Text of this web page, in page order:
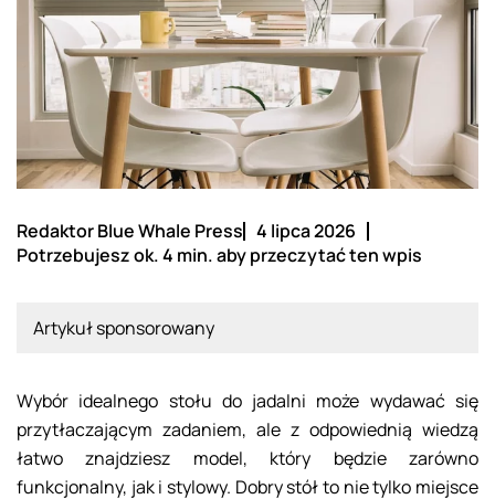
Redaktor Blue Whale Press 4 lipca 2026
Potrzebujesz ok. 4 min. aby przeczytać ten wpis
Artykuł sponsorowany
Wybór idealnego stołu do jadalni może wydawać się
przytłaczającym zadaniem, ale z odpowiednią wiedzą
łatwo znajdziesz model, który będzie zarówno
funkcjonalny, jak i stylowy. Dobry stół to nie tylko miejsce